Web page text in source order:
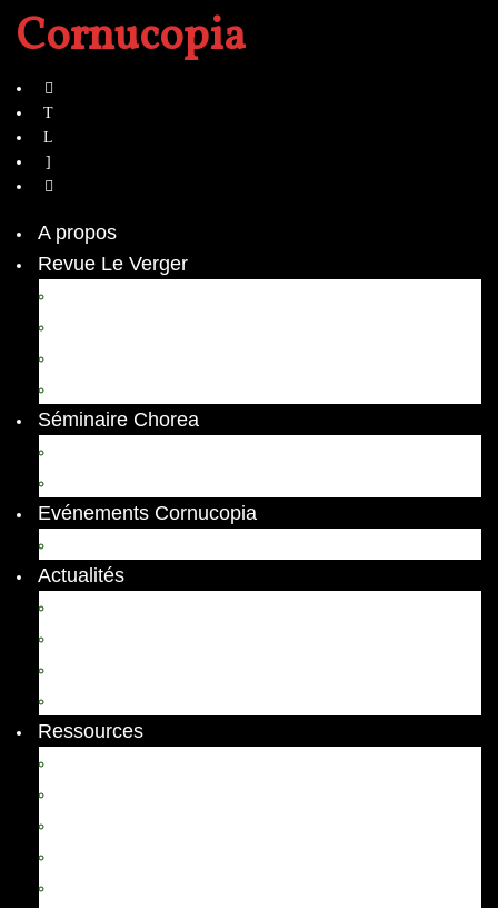
Cornucopia
A propos
Revue Le Verger
Séminaire Chorea
Evénements Cornucopia
Actualités
Ressources